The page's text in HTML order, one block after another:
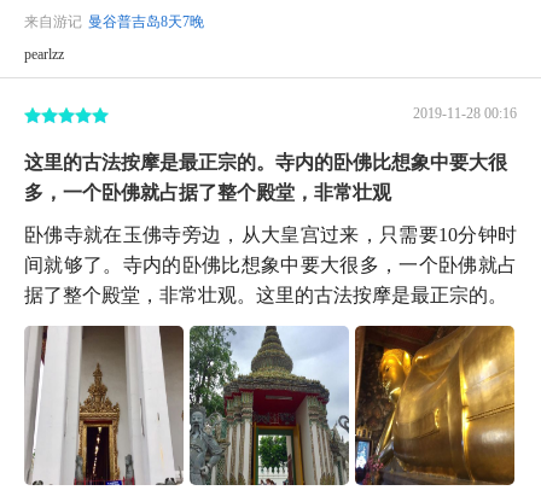
来自游记 曼谷普吉岛8天7晚
pearlzz
2019-11-28 00:16
这里的古法按摩是最正宗的。寺内的卧佛比想象中要大很
多，一个卧佛就占据了整个殿堂，非常壮观
卧佛寺就在玉佛寺旁边，从大皇宫过来，只需要10分钟时
间就够了。寺内的卧佛比想象中要大很多，一个卧佛就占
据了整个殿堂，非常壮观。这里的古法按摩是最正宗的。